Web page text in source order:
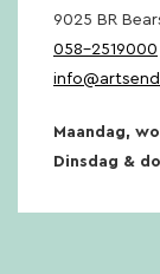
9025 BR
058-2519000
Maandag,
Dinsdag &